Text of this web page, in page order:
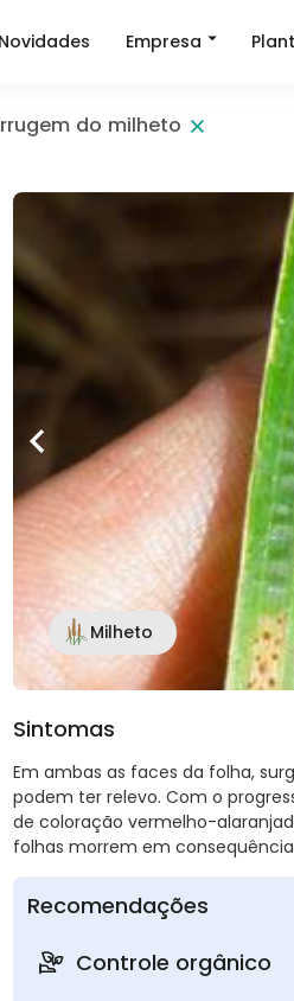
Novidades Empresa
do milheto
Milheto
Sintomas
Em ambas as faces da folha,
podem ter relevo. Com o
de coloração vermelho-
folhas morrem em
Recomendações
Controle orgânico